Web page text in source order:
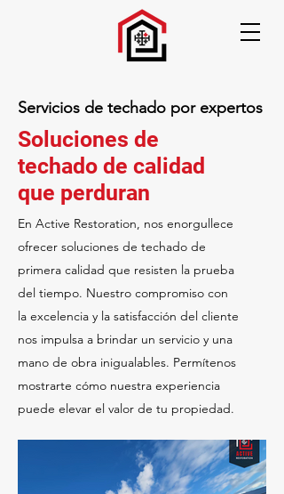
Servicios de techado por expertos
Soluciones de
techado de calidad
que perduran
En Active Restoration, nos enorgullece
ofrecer soluciones de techado de
primera calidad que resisten la prueba
del tiempo. Nuestro compromiso con
la excelencia y la satisfacción del cliente
nos impulsa a brindar un servicio y una
mano de obra inigualables. Permítenos
mostrarte cómo nuestra experiencia
puede elevar el valor de tu propiedad.